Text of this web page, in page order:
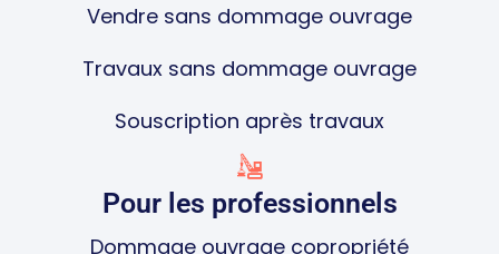
Vendre sans dommage ouvrage
Travaux sans dommage ouvrage
Souscription après travaux
Pour les professionnels
Dommage ouvrage copropriété